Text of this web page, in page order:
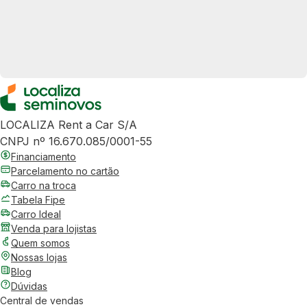
LOCALIZA Rent a Car S/A
CNPJ nº 16.670.085/0001-55
Financiamento
Parcelamento no cartão
Carro na troca
Tabela Fipe
Carro Ideal
Venda para lojistas
Quem somos
Nossas lojas
Blog
Dúvidas
Central de vendas